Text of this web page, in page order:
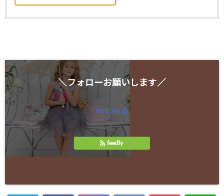
＼フォローお願いします／
Follow @
feedly